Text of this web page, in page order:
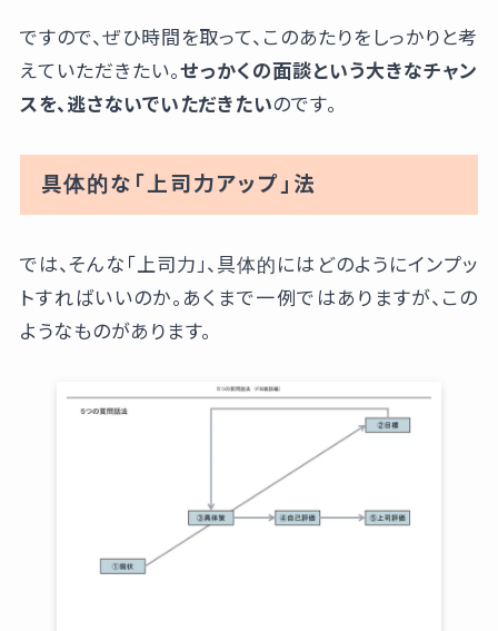
ですので、ぜひ時間を取って、このあたりをしっかりと考
えていただきたい。せっかくの面談という大きなチャン
スを、逃さないでいただきたいのです。
具体的な「上司力アップ」法
では、そんな「上司力」、具体的にはどのようにインプッ
トすればいいのか。あくまで一例ではありますが、この
ようなものがあります。